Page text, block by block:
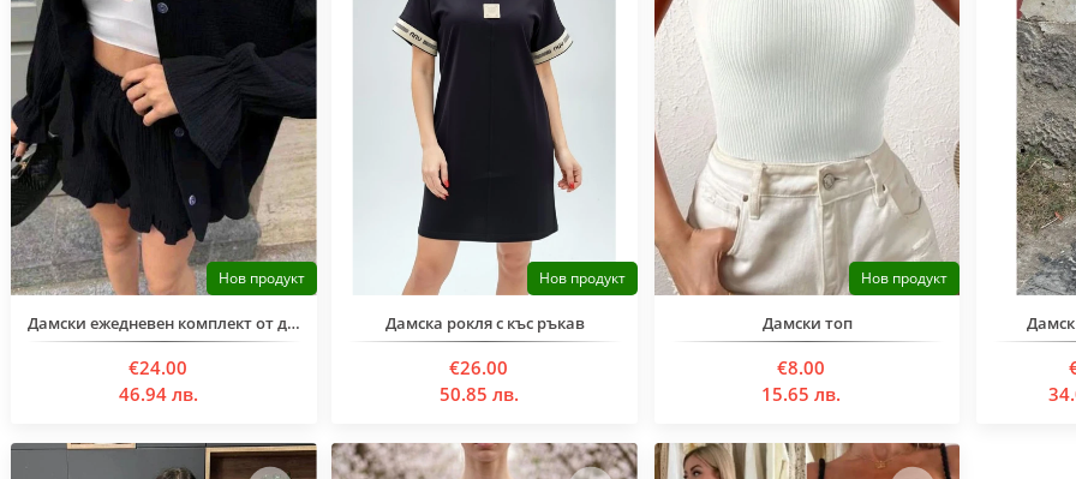
Нов продукт
Дамски ежедневен комплект от две части
€24.00
46.94 лв.
Нов продукт
Дамска рокля с къс ръкав
€26.00
50.85 лв.
Нов продукт
Дамски топ
€8.00
15.65 лв.